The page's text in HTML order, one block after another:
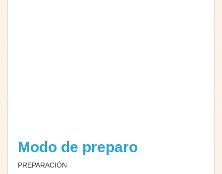
Modo de preparo
PREPARACIÓN